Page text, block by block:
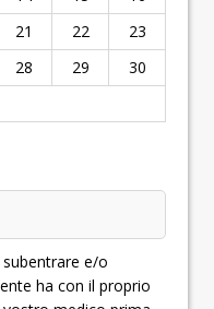
21 22
23
28 29
30
e/o
ha con il proprio